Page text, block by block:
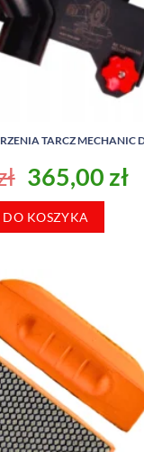
TARCZ MECHANIC
Pierwotna
cena
wynosiła:
365,00 zł
KOSZYKA